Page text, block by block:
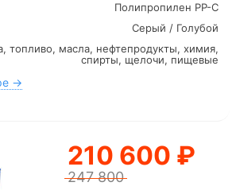
Полипропилен PP-C
Серый / Голубой
топливо, масла, нефтепродукты, химия,
спирты, щелочи, пищевые
→
210 600 ₽
247 800